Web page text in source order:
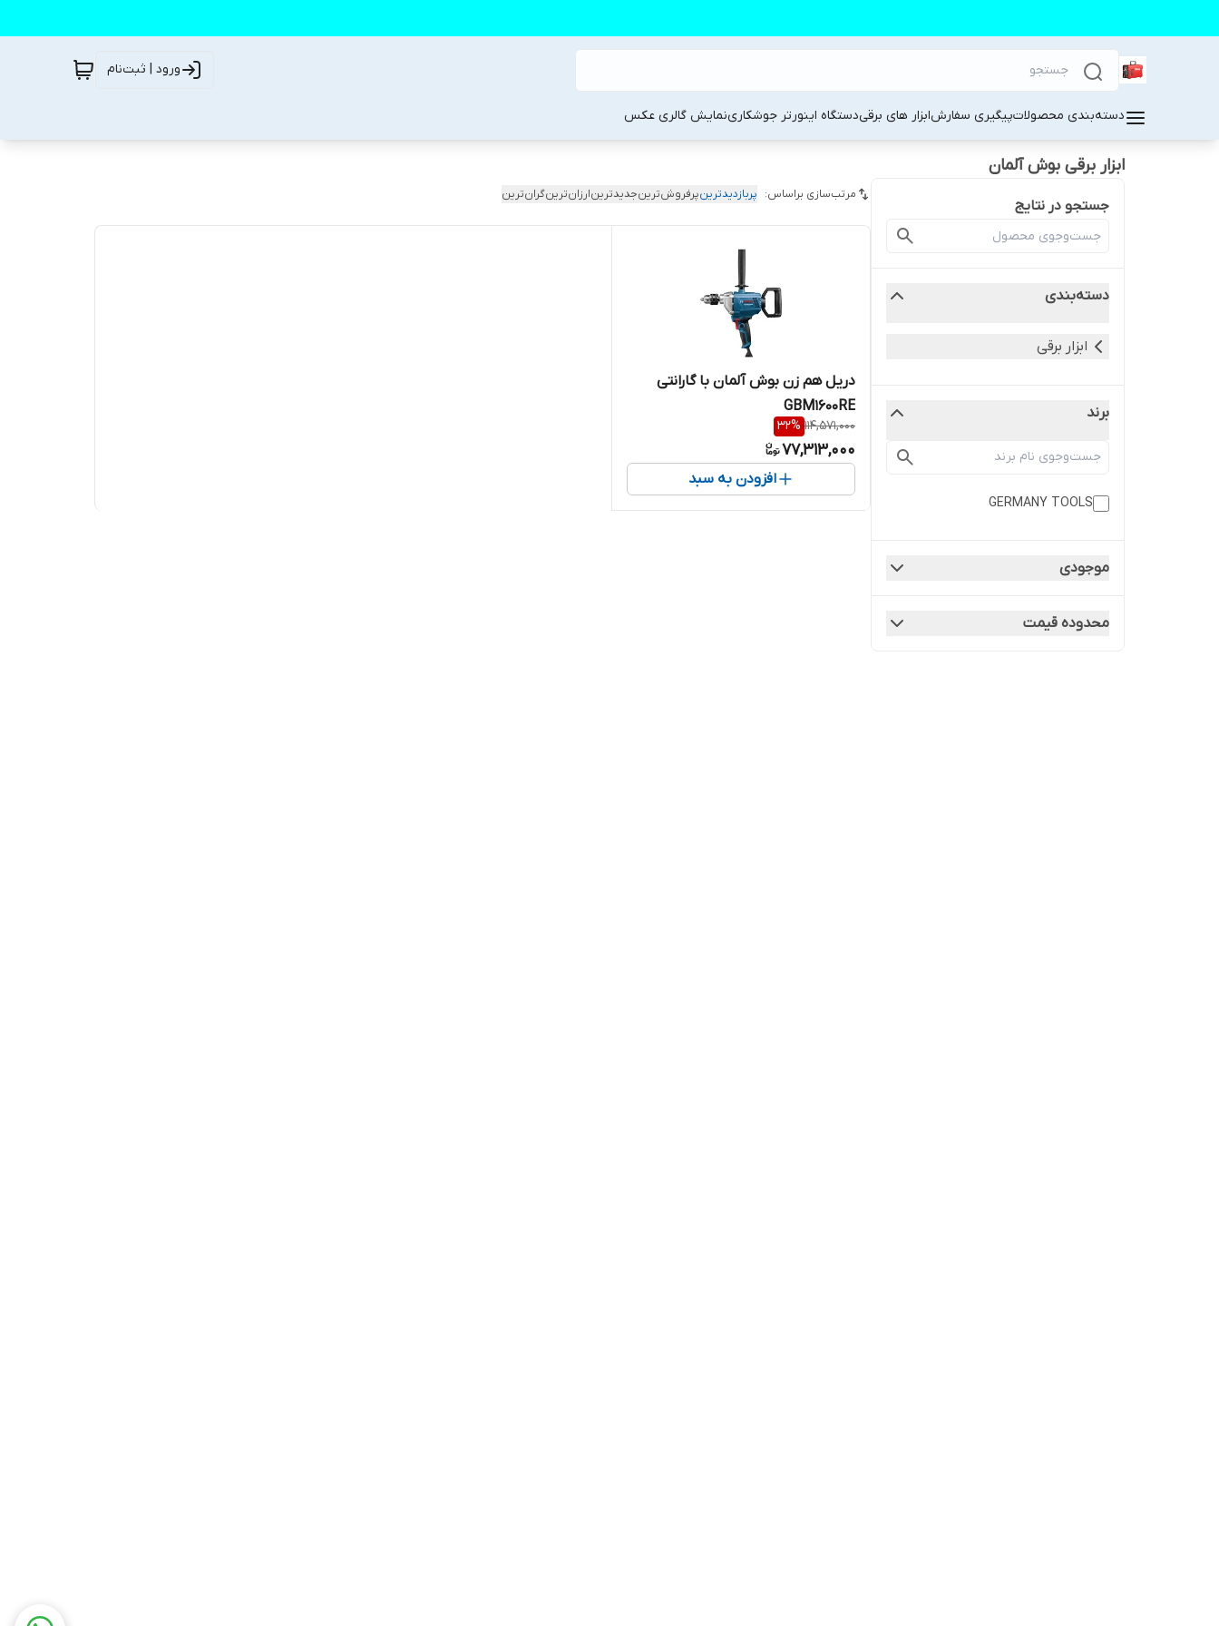
ورود | ثبت‌نام
دسته‌بندی محصولاتپیگیری سفارشابزار های برقیدستگاه اینورتر جوشکارینمایش گالری عکس
ابزار برقی بوش آلمان
جستجو در نتایج
دسته‌بندی
ابزار برقی
برند
GERMANY TOOLS
موجودی
محدوده قیمت
مرتب‌سازی براساس: پربازدیدترینپرفروش‌ترینجدیدترینارزان‌ترینگران‌ترین
دریل هم زن بوش آلمان با گارانتی
GBM1600RE
114,571,000
32%
77,313,000
افزودن به سبد